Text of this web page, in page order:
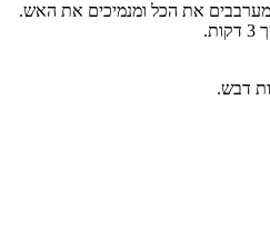
את הכל ומנמיכים את האש.